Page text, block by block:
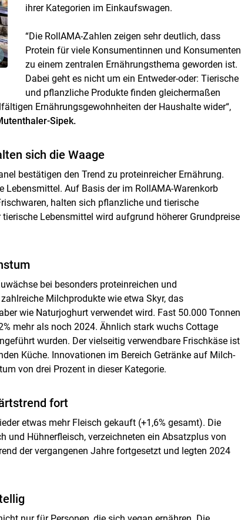
Skip to main content
ihrer Kategorien im Einkaufswagen.
“Die RollAMA-Zahlen zeigen sehr deutlich, dass
Protein für viele Konsumentinnen und Konsumenten
zu einem zentralen Ernährungsthema geworden ist.
Dabei geht es nicht um ein Entweder-oder: Tierische
und pflanzliche Produkte finden gleichermaßen
Ernährungsgewohnheiten der Haushalte wider“,
Sipek.
sich die Waage
bestätigen den Trend zu proteinreicher Ernährung.
Auf Basis der im RollAMA-Warenkorb
halten sich pflanzliche und tierische
Lebensmittel wird aufgrund höherer Grundpreise
bei besonders proteinreichen und
Milchprodukte wie etwa Skyr, das
wie Naturjoghurt verwendet wird. Fast 50.000 Tonnen
mehr als noch 2024. Ähnlich stark wuchs Cottage
wurden. Der vielseitig verwendbare Frischkäse ist
Küche. Innovationen im Bereich Getränke auf Milch-
von drei Prozent in dieser Kategorie.
fort
etwas mehr Fleisch gekauft (+1,6% gesamt). Die
und Hühnerfleisch, verzeichneten ein Absatzplus von
der vergangenen Jahre fortgesetzt und legten 2024